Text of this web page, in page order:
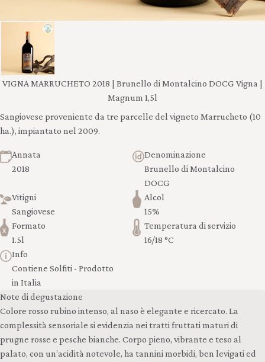
VIGNA MARRUCHETO 2018 | Brunello di Montalcino DOCG Vigna |
Magnum 1,5l
Sangiovese proveniente da tre parcelle del vigneto Marrucheto (10
ha.), impiantato nel 2009.
Annata
2018
Denominazione
Brunello di Montalcino
DOCG
Vitigni
Sangiovese
Alcol
15%
Formato
1.5l
Temperatura di servizio
16/18 °C
Info
Contiene Solfiti - Prodotto
in Italia
Note di degustazione
Colore rosso rubino intenso, al naso è elegante e ricercato. La
complessità sensoriale si evidenzia nei tratti fruttati maturi di
prugne rosse e pesche bianche. Corpo pieno, vibrante e teso al
palato, con un’acidità notevole, ha tannini morbidi, ben levigati ed